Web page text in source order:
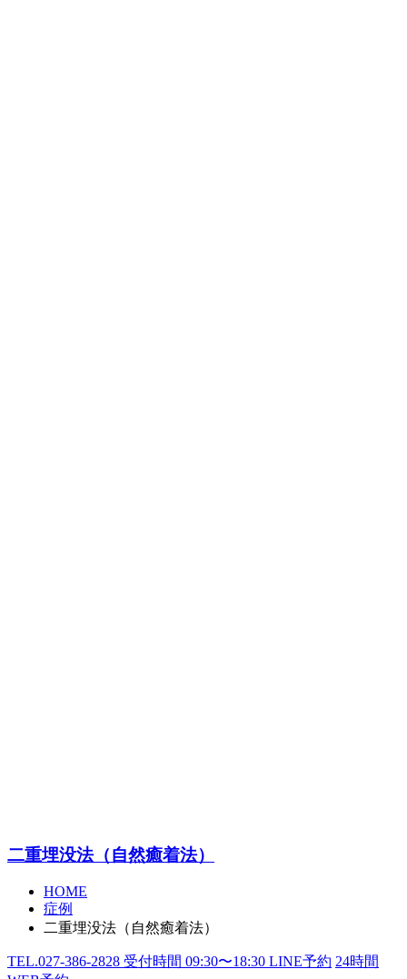
二重埋没法（自然癒着法）
HOME
症例
二重埋没法（自然癒着法）
TEL.027-386-2828 受付時間 09:30〜18:30 LINE予約 24時間